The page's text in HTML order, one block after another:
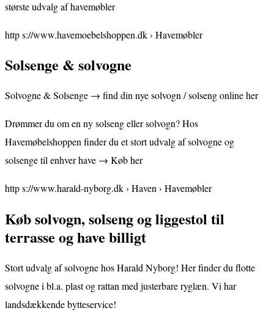
største udvalg af havemøbler
http s://www.havemoebelshoppen.dk › Havemøbler
Solsenge & solvogne
Solvogne & Solsenge → find din nye solvogn / solseng online her
Drømmer du om en ny solseng eller solvogn? Hos
Havemøbelshoppen finder du et stort udvalg af solvogne og
solsenge til enhver have → Køb her
http s://www.harald-nyborg.dk › Haven › Havemøbler
Køb solvogn, solseng og liggestol til
terrasse og have billigt
Stort udvalg af solvogne hos Harald Nyborg! Her finder du flotte
solvogne i bl.a. plast og rattan med justerbare ryglæn. Vi har
landsdækkende bytteservice!